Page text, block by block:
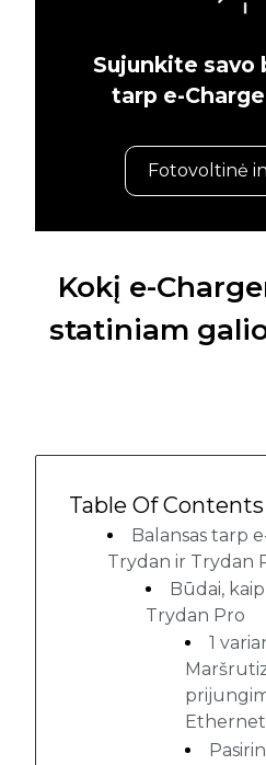
Sujunkite savo
tarp e-
Fotovoltinė
Kokį e-
statiniam
Table Of Contents
Balansas tarp
Trydan ir Trydan
Būdai,
Trydan Pro
1